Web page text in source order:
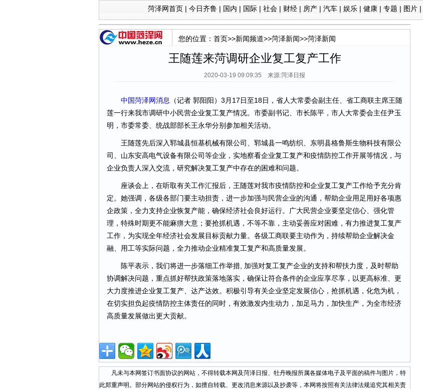
菏泽网首页 | 今日齐鲁 | 国内 | 国际 | 社会 | 财经 | 房产 | 汽车 | 娱乐 | 健康 | 专题 | 图片 |
您的位置： 首页>>新闻频道>>菏泽新闻>>菏泽新闻
王随莲来菏调研企业复工复产工作
2020-03-19 09:09:35 来源:菏泽日报
中国菏泽网消息
（记者 郭阳阳）3月17日至18日，省人大常委会副主任、省工商联主席王随
莲一行来我市调研中小民营企业复工复产情况。市委副书记、市长陈平，市人大常委会主任尹玉
明，市委常委、统战部部长王永华分别参加相关活动。
王随莲先后深入郓城县恒基机械有限公司、郓城县一鸣纺织、东明县格鲁斯生物科技有限公
司、山东安高电气设备有限公司等企业，实地察看企业复工复产和疫情防控工作开展等情况，与
企业负责人深入交流，研究解决复工复产中存在的困难和问题。
座谈会上，在听取有关工作汇报后，王随莲对我市疫情防控和企业复工复产工作给予充分肯
定。她强调，各级各部门要主动担责，进一步加强与民营企业的沟通，帮助企业用足用好各项惠
企政策，全力支持企业恢复产能，确保经济社会良好运行。广大民营企业要坚定信心、强化管
理，特殊时期更不能麻痹大意；要抢抓机遇，不等不靠，主动妥善应对困难，有力推进复工复产
工作，为实现全年经济社会发展目标贡献力量。各级工商联要主动作为，持续帮助企业解决金
融、用工等实际问题，全力推动企业精准复工复产和高质量发展。
陈平表示，我们将进一步落细工作举措, 加强对复工复产企业的支持和帮扶力度，及时帮助
协调解决问题，重点抓好帮扶政策落地落实，确保让符合条件的企业应享尽享，以更高标准、更
大力度推进企业复工复产、达产达效。积极引导有关企业坚定发展信心，抢抓机遇，化危为机，
在切实担负起疫情防控主体责任的同时，有效激发内生动力，加足马力，加快生产，为全市经济
高质量发展做出更大贡献。
凡未与本网签订书面协议的网站，不得转载本网及菏泽日报、牡丹晚报所属各媒体电子及平面的稿件与图片，特
此郑重声明。部分网站的侵权行为，如擅自转载、更改消息来源以及抄袭等，本网将按照有关法律法规追究其相关责